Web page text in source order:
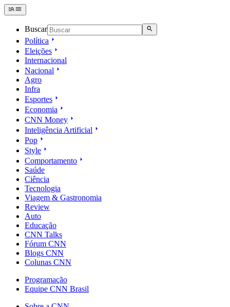
Buscar
Política
Eleições
Internacional
Nacional
Agro
Infra
Esportes
Economia
CNN Money
Inteligência Artificial
Pop
Style
Comportamento
Saúde
Ciência
Tecnologia
Viagem & Gastronomia
Review
Auto
Educação
CNN Talks
Fórum CNN
Blogs CNN
Colunas CNN
Programação
Equipe CNN Brasil